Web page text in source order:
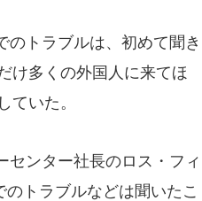
トラブルは、初めて聞き
け多くの外国人に来てほ
ていた。
ンター社長のロス・フィ
トラブルなどは聞いたこ